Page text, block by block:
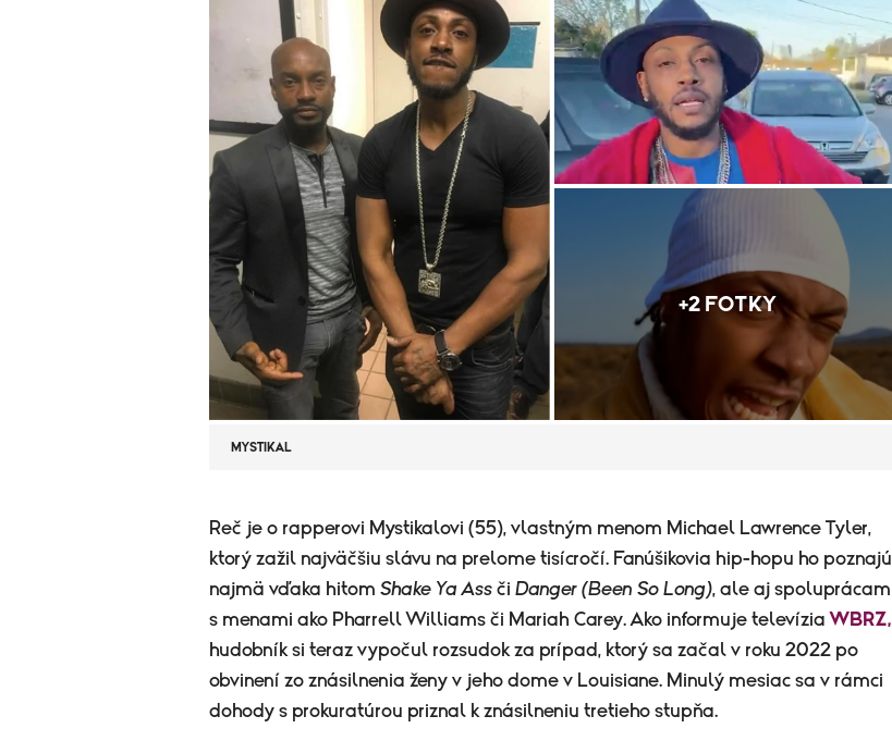
+2 FOTKY
MYSTIKAL
​Reč je o rapperovi Mystikalovi (55), vlastným menom Michael Lawrence Tyler,
ktorý zažil najväčšiu slávu na prelome tisícročí. Fanúšikovia hip-hopu ho poznajú
najmä vďaka hitom Shake Ya Ass či Danger (Been So Long), ale aj spoluprácam
s menami ako Pharrell Williams či Mariah Carey. Ako informuje televízia WBRZ,
hudobník si teraz vypočul rozsudok za prípad, ktorý sa začal v roku 2022 po
obvinení zo znásilnenia ženy v jeho dome v Louisiane. Minulý mesiac sa v rámci
dohody s prokuratúrou priznal k znásilneniu tretieho stupňa.